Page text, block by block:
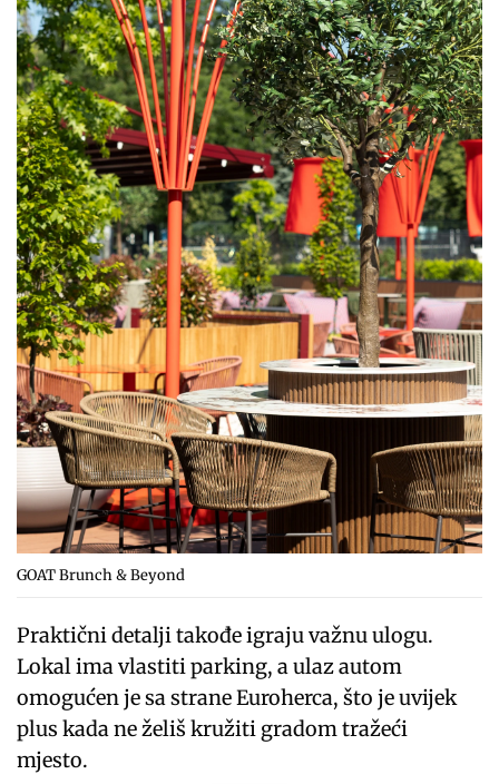
GOAT Brunch & Beyond
Praktični detalji takođe igraju važnu ulogu.
Lokal ima vlastiti parking, a ulaz autom
omogućen je sa strane Euroherca, što je uvijek
plus kada ne želiš kružiti gradom tražeći
mjesto.